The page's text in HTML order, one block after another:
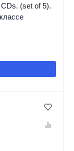
(set of 5).